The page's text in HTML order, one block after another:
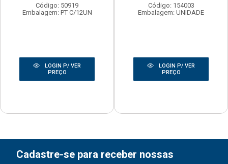
Código: 50919
Embalagem: PT C/12UN
LOGIN P/ VER
PREÇO
Código: 154003
Embalagem: UNIDADE
LOGIN P/ VER
PREÇO
Cadastre-se para receber nossas